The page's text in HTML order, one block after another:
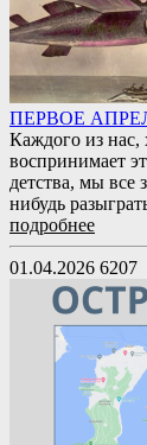
ПЕРВОЕ
Каждого из нас,
воспринимает
детства, мы все
нибудь
подробнее
01.04.2026 6207